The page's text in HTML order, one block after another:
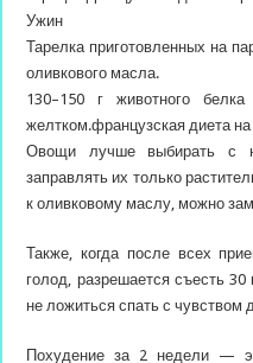
Ужин
Тарелка приготовленных на
оливкового масла.
130–150 г животного
желтком.французская диета
Овощи лучше выбирать с
заправлять их только
к оливковому маслу, можно
Также, когда после всех
голод, разрешается съесть
не ложиться спать с
Похудение за 2 недели —